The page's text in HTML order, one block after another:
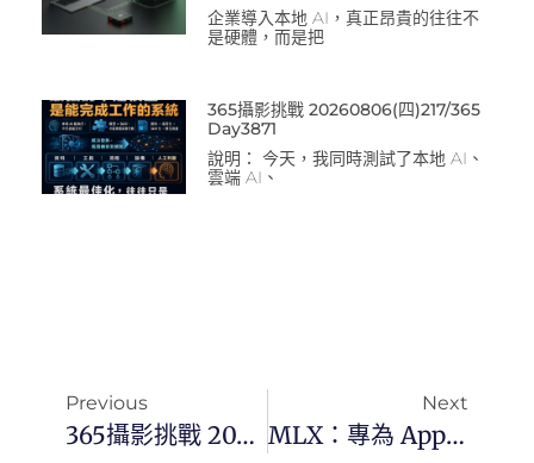
企業導入本地 AI，真正昂貴的往往不
是硬體，而是把
365攝影挑戰 20260806(四)217/365
Day3871
說明： 今天，我同時測試了本地 AI、
雲端 AI、
Previous
365攝影挑戰 20241123(六)328/366 Day3231
Next
MLX：專為 Apple Silicon 打造的高效機器學習框架